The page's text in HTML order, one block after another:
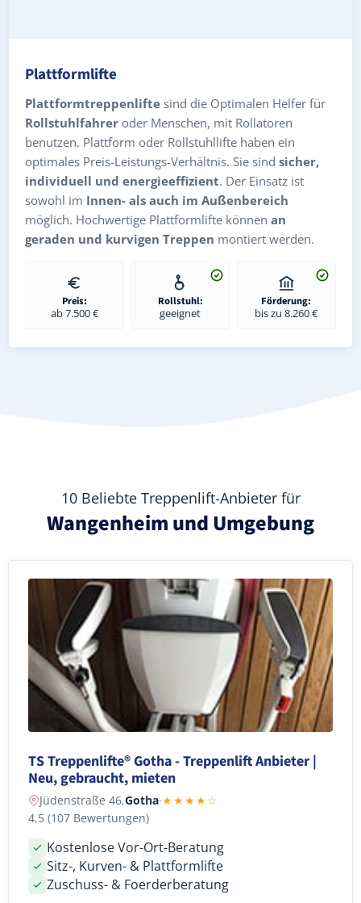
Plattformlifte
Plattformtreppenlifte sind die Optimalen Helfer für
Rollstuhlfahrer oder Menschen, mit Rollatoren
benutzen. Plattform oder Rollstuhllifte haben ein
optimales Preis-Leistungs-Verhältnis. Sie sind sicher,
individuell und energieeffizient. Der Einsatz ist
sowohl im Innen- als auch im Außenbereich
möglich. Hochwertige Plattformlifte können an
geraden und kurvigen Treppen montiert werden.
Preis:
ab 7.500 €
Rollstuhl:
geeignet
Förderung:
bis zu 8.260 €
10 Beliebte Treppenlift-Anbieter für
Wangenheim und Umgebung
TS Treppenlifte® Gotha - Treppenlift Anbieter |
Neu, gebraucht, mieten
Jüdenstraße 46,Gotha·★★★★☆
4,5 (107 Bewertungen)
Kostenlose Vor-Ort-Beratung
Sitz-, Kurven- & Plattformlifte
Zuschuss- & Foerderberatung